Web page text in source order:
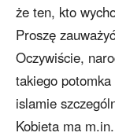
że ten, kto
Proszę
Oczywiście,
takiego
islamie
Kobieta ma